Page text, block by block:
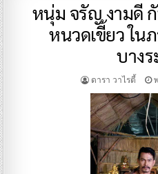
หนุ่ม จรัญ งามดี
หนวดเขี้ยว ใน
บาง
ดารา วาไรตี้